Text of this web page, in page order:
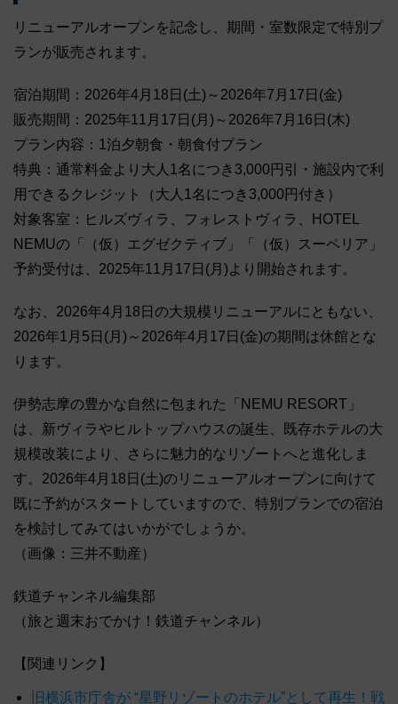
リニューアルオープンを記念し、期間・室数限定で特別プ
ランが販売されます。
宿泊期間：2026年4月18日(土)～2026年7月17日(金)
販売期間：2025年11月17日(月)～2026年7月16日(木)
プラン内容：1泊夕朝食・朝食付プラン
特典：通常料金より大人1名につき3,000円引・施設内で利
用できるクレジット（大人1名につき3,000円付き）
対象客室：ヒルズヴィラ、フォレストヴィラ、HOTEL
NEMUの「（仮）エグゼクティブ」「（仮）スーペリア」
予約受付は、2025年11月17日(月)より開始されます。
なお、2026年4月18日の大規模リニューアルにともない、
2026年1月5日(月)～2026年4月17日(金)の期間は休館とな
ります。
伊勢志摩の豊かな自然に包まれた「NEMU RESORT」
は、新ヴィラやヒルトップハウスの誕生、既存ホテルの大
規模改装により、さらに魅力的なリゾートへと進化しま
す。2026年4月18日(土)のリニューアルオープンに向けて
既に予約がスタートしていますので、特別プランでの宿泊
を検討してみてはいかがでしょうか。
（画像：三井不動産）
鉄道チャンネル編集部
（旅と週末おでかけ！鉄道チャンネル）
【関連リンク】
旧横浜市庁舎が “星野リゾートのホテル”として再生！戦